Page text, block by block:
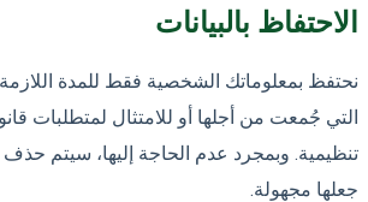
الاحتفاظ بالبيانات
نحتفظ بمعلوماتك الشخصية فقط للمدة
التي جُمعت من أجلها أو للامتثال لمتطلبات
تنظيمية. وبمجرد عدم الحاجة إليها، سيتم حذف
جعلها مجهولة.